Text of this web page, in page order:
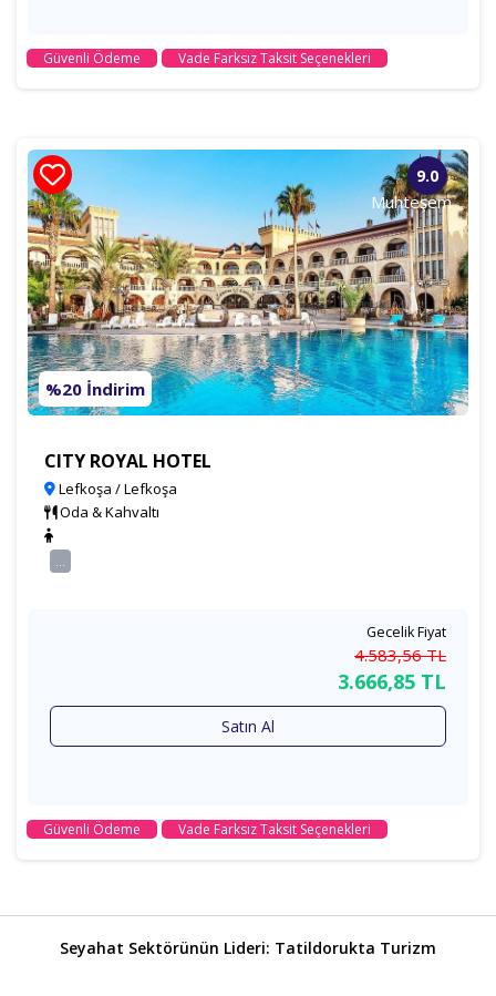
Güvenli Ödeme Vade Farksız Taksit Seçenekleri
%20 İndirim
9.0
Muhteşem
CITY ROYAL HOTEL
Lefkoşa / Lefkoşa
Oda & Kahvaltı
...
Gecelik Fiyat
4.583,56TL
3.666,85 TL
Satın Al
Güvenli Ödeme Vade Farksız Taksit Seçenekleri
Seyahat Sektörünün Lideri: Tatildorukta Turizm